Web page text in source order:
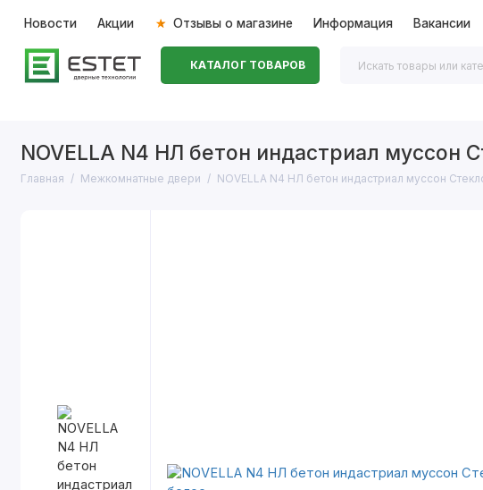
Новости Акции Отзывы о магазине Информация Вакансии
КАТАЛОГ ТОВАРОВ
NOVELLA N4 НЛ бетон индастриал муссон
Главная Межкомнатные двери NOVELLA N4 НЛ бетон индастриал муссон